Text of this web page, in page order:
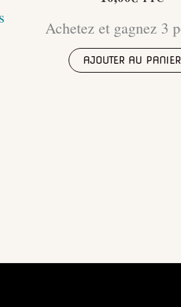
Achetez et gagnez 3
AJOUTER AU PANIER